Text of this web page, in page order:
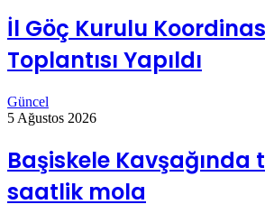
İl Göç Kurulu
Toplantısı Yapıldı
Güncel
5 Ağustos 2026
Başiskele Kavşağında
saatlik mola